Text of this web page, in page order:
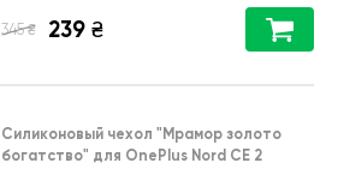
345 ₴ 239 ₴
Силиконовый чехол "Мрамор золото
богатство" для OnePlus Nord CE 2